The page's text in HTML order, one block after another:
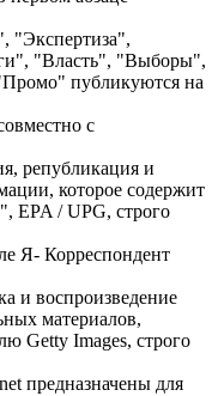
"Экспертиза",
"Власть", "Выборы",
публикуются на
с
републикация и
которое содержит
EPA / UPG, строго
Я- Корреспондент
и воспроизведение
материалов,
Getty Images, строго
предназначены для